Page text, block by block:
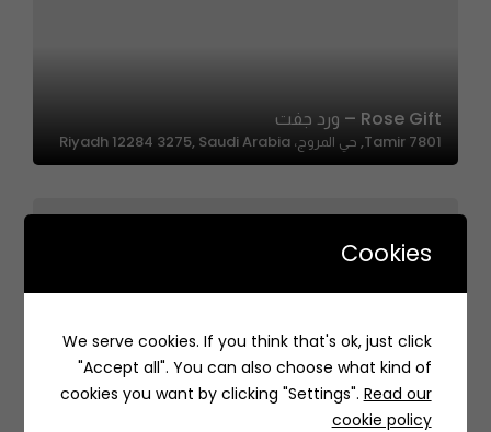
Rose Gift – ورد جفت
7801 Tamir, حي المروج، Riyadh 12284 3275, Saudi Arabia
Casa Kai| كازا كاي
QPRH+P2 غرناطة، الرياض السعودية
Cookies
We serve cookies. If you think that's ok, just click
"Accept all". You can also choose what kind of
cookies you want by clicking "Settings". Read our
cookie policy